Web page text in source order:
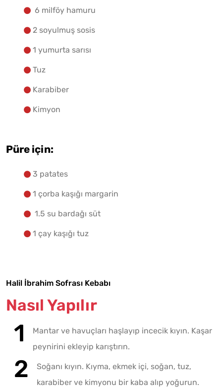
6 milföy hamuru
2 soyulmuş sosis
1 yumurta sarısı
Tuz
Karabiber
Kimyon
Püre için:
3 patates
1 çorba kaşığı margarin
1.5 su bardağı süt
1 çay kaşığı tuz
Halil İbrahim Sofrası Kebabı
Nasıl Yapılır
Mantar ve havuçları haşlayıp incecik kıyın. Kaşar
peynirini ekleyip karıştırın.
Soğanı kıyın. Kıyma, ekmek içi, soğan, tuz,
karabiber ve kimyonu bir kaba alıp yoğurun.